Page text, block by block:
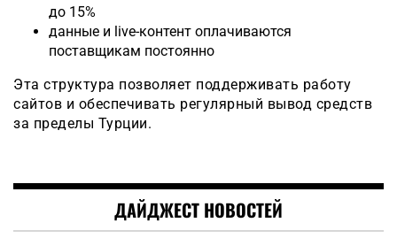
до 15%
данные и live-контент оплачиваются
поставщикам постоянно
Эта структура позволяет поддерживать работу
сайтов и обеспечивать регулярный вывод средств
за пределы Турции.
ДАЙДЖЕСТ НОВОСТЕЙ